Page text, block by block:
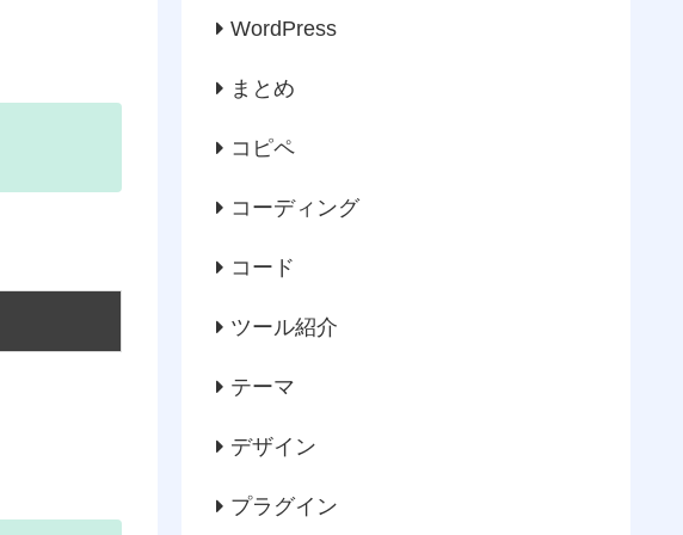
WordPress
まとめ
コピペ
コーディング
コード
ツール紹介
テーマ
デザイン
プラグイン